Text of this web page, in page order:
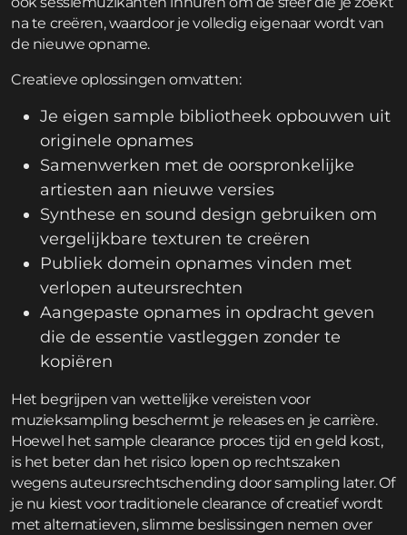
na te creëren, waardoor je volledig eigenaar wordt van
de nieuwe opname.
Creatieve oplossingen omvatten:
Je eigen sample bibliotheek opbouwen uit
originele opnames
Samenwerken met de oorspronkelijke
artiesten aan nieuwe versies
Synthese en sound design gebruiken om
vergelijkbare texturen te creëren
Publiek domein opnames vinden met
verlopen auteursrechten
Aangepaste opnames in opdracht geven
die de essentie vastleggen zonder te
kopiëren
Het begrijpen van wettelijke vereisten voor
muzieksampling beschermt je releases en je carrière.
Hoewel het sample clearance proces tijd en geld kost,
is het beter dan het risico lopen op rechtszaken
wegens auteursrechtschending door sampling later. Of
je nu kiest voor traditionele clearance of creatief wordt
met alternatieven, slimme beslissingen nemen over